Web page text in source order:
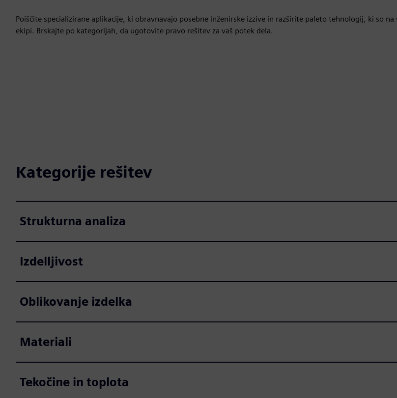
Poiščite specializirane aplikacije, ki obravnavajo posebne inženirske izzive in razširite paleto tehnologij, ki so na
ekipi. Brskajte po kategorijah, da ugotovite pravo rešitev za vaš potek dela.
Kategorije rešitev
Strukturna analiza
Izdelljivost
Oblikovanje izdelka
Materiali
Tekočine in toplota